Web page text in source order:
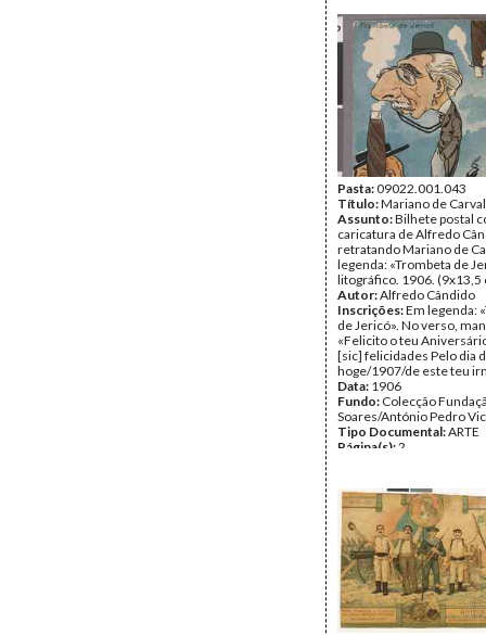
mais se destacaram nos
acontecimentos, e uma
sumária. Década de
Inscrições:«Quadros da
revolução/Combate dos
Revolucionários na
Avenida da Liberdade no
Outubro de 1910»
Data:Outubro de 1910
Fundo:Colecção
Soares/António Pedro
Tipo Documental: ARTE
Página(s):1
Pasta:09022.001.043
Título:Mariano de
Assunto:Bilhete postal
caricatura de Alfredo
retratando Mariano de
legenda: «Trombeta de
litográfico. 1906. (9x13,5
Autor:Alfredo Cândido
Inscrições:Em legenda:
de Jericó». No verso,
«Felicito o teu
[sic] felicidades Pelo dia
hoge/1907/de este teu
Data: 1906
Fundo: Colecção
Soares/António Pedro
Tipo Documental:ARTE
Página(s):2